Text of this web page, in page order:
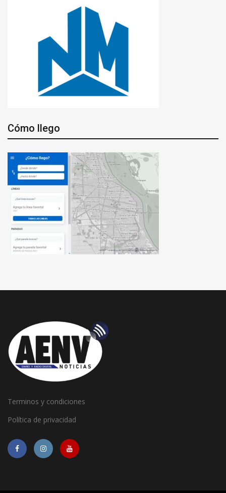
Cómo llego
Terminos y condiciones
Política de privacidad